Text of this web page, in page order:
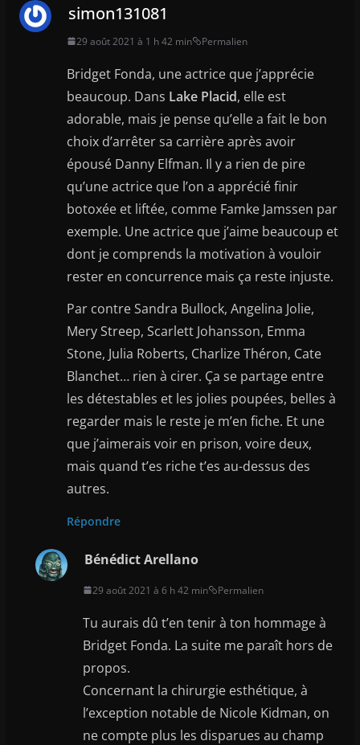
simon131081
29 août 2021 à 1 h 42 min Permalien
Bridget Fonda, une actrice que j’apprécie
beaucoup. Dans Lake Placid, elle est
adorable, mais je pense qu’elle a fait le bon
choix d’arrêter sa carrière après avoir
épousé Danny Elfman. Il y a rien de pire
qu’une actrice que l’on a apprécié finir
botoxée et liftée, comme Famke Jamssen par
exemple. Une actrice que j’aime beaucoup et
dont je comprends la motivation à vouloir
rester en concurrence mais ça reste injuste.
Par contre Sandra Bullock, Angelina Jolie,
Mery Streep, Scarlett Johansson, Emma
Stone, Julia Roberts, Charlize Théron, Cate
Blanchet… rien à cirer. Ça se partage entre
les détestables et les jolies poupées, belles à
regarder mais le reste je m’en fiche. Et une
que j’aimerais voir en prison, voire deux,
mais quand t’es riche t’es au-dessus des
autres.
Répondre
Bénédict Arellano
29 août 2021 à 6 h 42 min Permalien
Tu aurais dû t’en tenir à ton hommage à
Bridget Fonda. La suite me paraît hors de
propos.
Concernant la chirurgie esthétique, à
l’exception notable de Nicole Kidman, on
ne compte plus les disparues au champ